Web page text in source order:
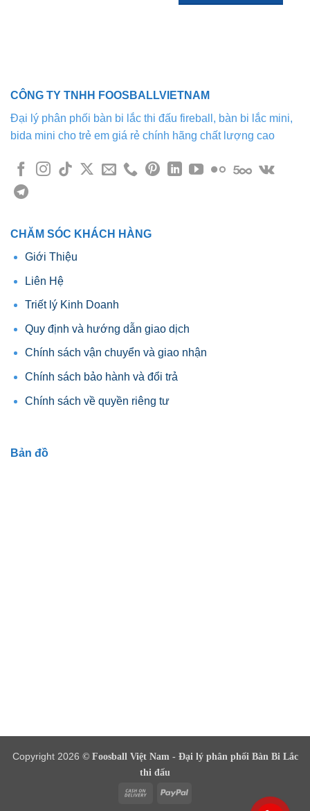
CÔNG TY TNHH FOOSBALLVIETNAM
Đại lý phân phối bàn bi lắc thi đấu fireball, bàn bi lắc mini,
bida mini cho trẻ em giá rẻ chính hãng chất lượng cao
CHĂM SÓC KHÁCH HÀNG
Giới Thiệu
Liên Hệ
Triết lý Kinh Doanh
Quy định và hướng dẫn giao dịch
Chính sách vận chuyển và giao nhận
Chính sách bảo hành và đổi trả
Chính sách về quyền riêng tư
Bản đồ
Copyright 2026 © Foosball Việt Nam - Đại lý phân phối Bàn Bi Lắc
thi đấu
Cash
PayPal